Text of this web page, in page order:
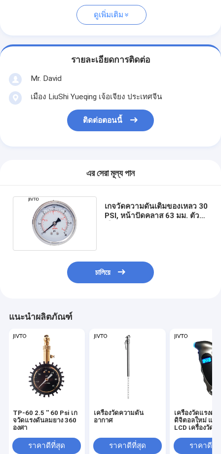
ดูเพิ่มเติม
รายละเอียดการติดต่อ
Mr. David
เมือง LiuShi Yueqing เจ้อเจียง ประเทศจีน
ติดต่อตอนนี้
এর সেরা মূল্য পান
เกจวัดความดันเติมของเหลว 30
PSI, หน้าปัดคลาส 63 มม. ตัว
চালিয়ে
แนะนำผลิตภัณฑ์
TP-60 2.5 '' 60 Psi เก
จวัดแรงดันลมยาง 360
องศา
ราคาดีที่สุด
เครื่องวัดความดัน
อากาศ
ราคาดีที่สุด
เครื่องวัดแรงดัน
ดิจิตอลใหม่ แบ
LCD เครื่องวัดอ
มือถือแม่นยําสูง
ราคาดีที่